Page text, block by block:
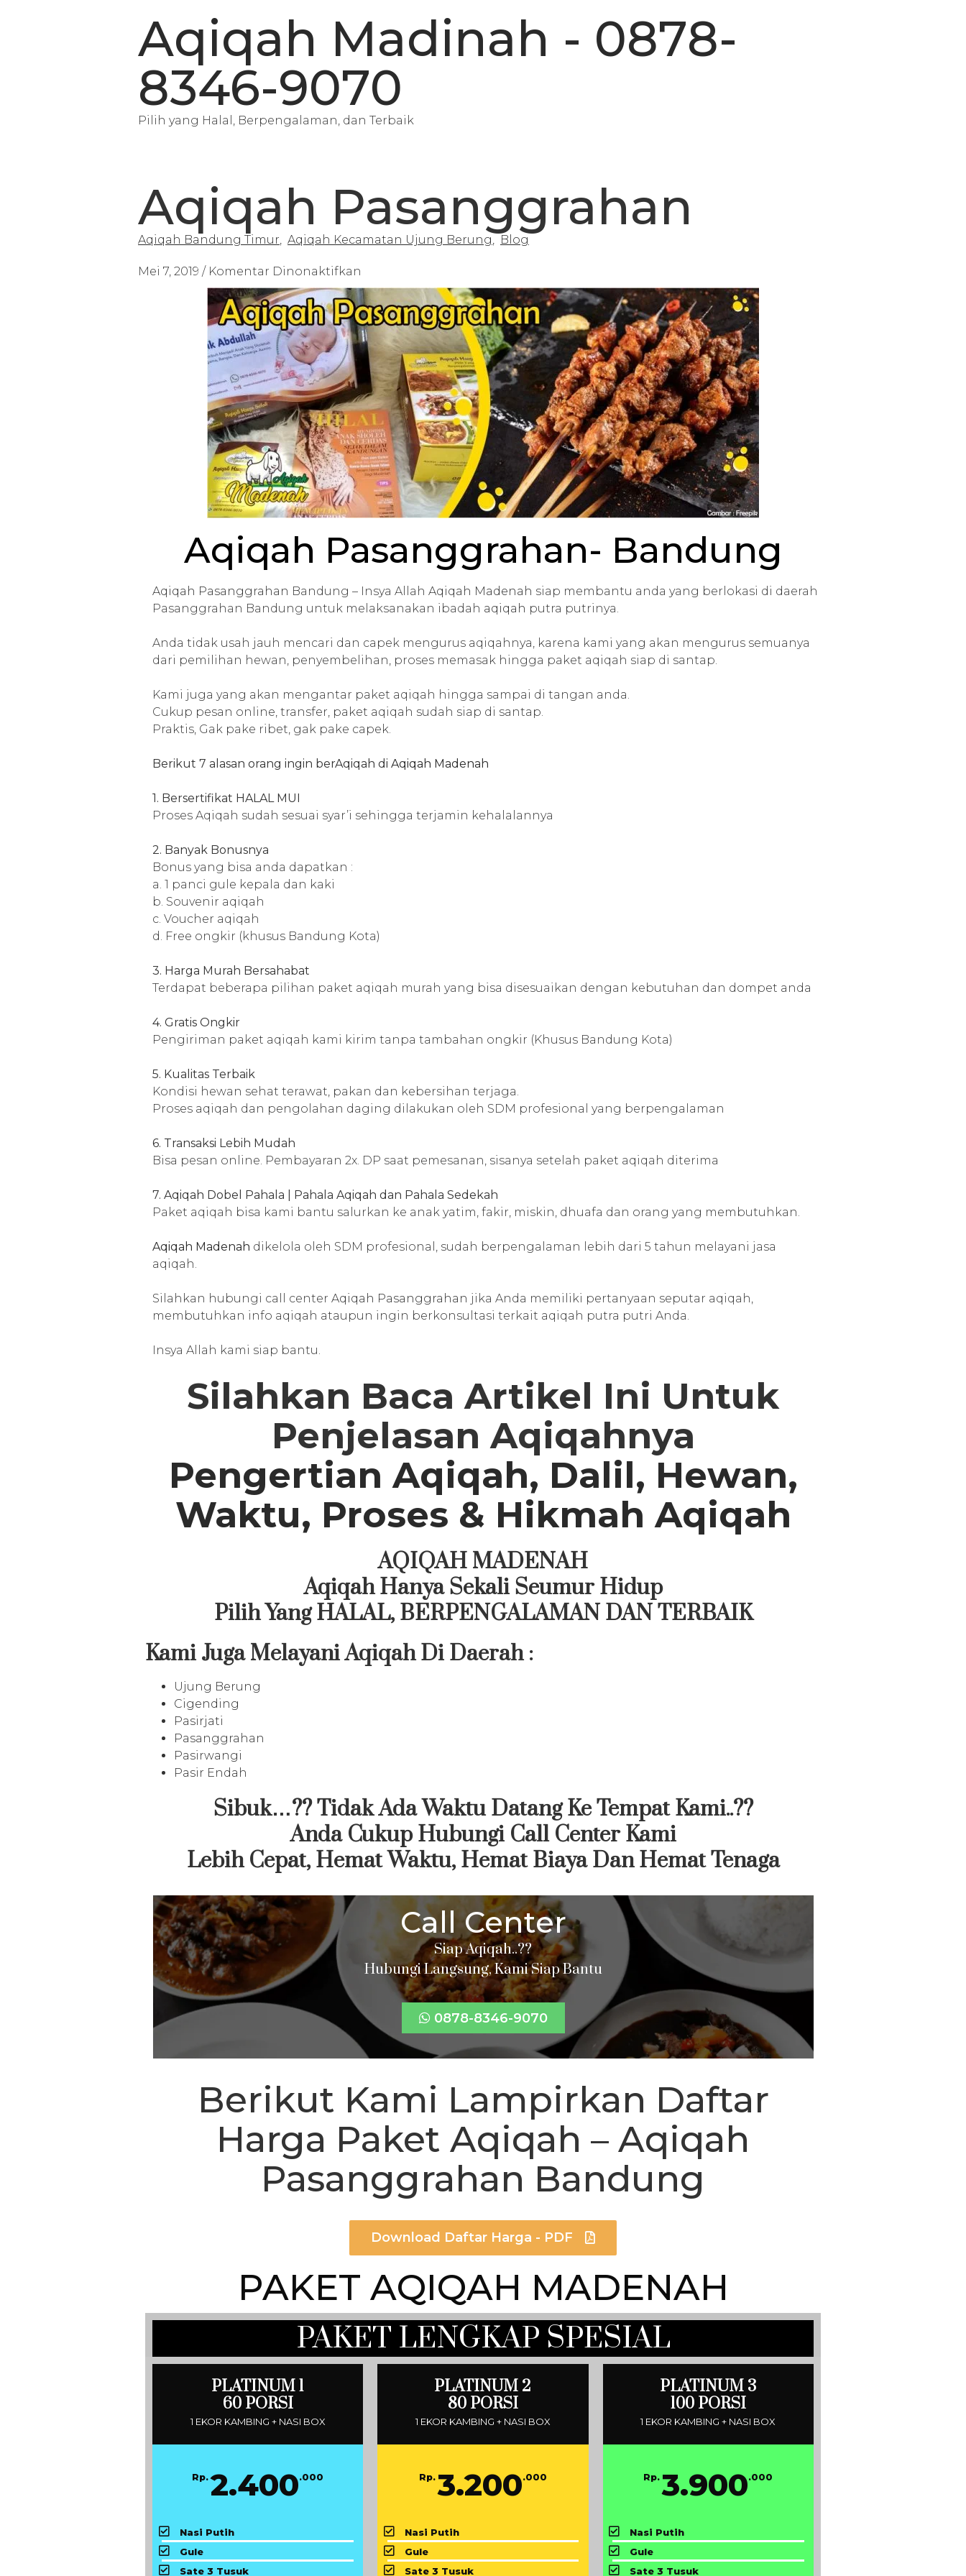
Aqiqah Madinah - 0878-
8346-9070
Pilih yang Halal, Berpengalaman, dan Terbaik
Aqiqah Pasanggrahan
Aqiqah Bandung Timur, Aqiqah Kecamatan Ujung Berung, Blog
Mei 7, 2019 / Komentar Dinonaktifkan
Aqiqah Pasanggrahan- Bandung
Aqiqah Pasanggrahan Bandung – Insya Allah Aqiqah Madenah siap membantu anda yang berlokasi di daerah
Pasanggrahan Bandung untuk melaksanakan ibadah aqiqah putra putrinya.
Anda tidak usah jauh mencari dan capek mengurus aqiqahnya, karena kami yang akan mengurus semuanya
dari pemilihan hewan, penyembelihan, proses memasak hingga paket aqiqah siap di santap.
Kami juga yang akan mengantar paket aqiqah hingga sampai di tangan anda.
Cukup pesan online, transfer, paket aqiqah sudah siap di santap.
Praktis, Gak pake ribet, gak pake capek.
Berikut 7 alasan orang ingin berAqiqah di Aqiqah Madenah
1. Bersertifikat HALAL MUI
Proses Aqiqah sudah sesuai syar’i sehingga terjamin kehalalannya
2. Banyak Bonusnya
Bonus yang bisa anda dapatkan :
a. 1 panci gule kepala dan kaki
b. Souvenir aqiqah
c. Voucher aqiqah
d. Free ongkir (khusus Bandung Kota)
3. Harga Murah Bersahabat
Terdapat beberapa pilihan paket aqiqah murah yang bisa disesuaikan dengan kebutuhan dan dompet anda
4. Gratis Ongkir
Pengiriman paket aqiqah kami kirim tanpa tambahan ongkir (Khusus Bandung Kota)
5. Kualitas Terbaik
Kondisi hewan sehat terawat, pakan dan kebersihan terjaga.
Proses aqiqah dan pengolahan daging dilakukan oleh SDM profesional yang berpengalaman
6. Transaksi Lebih Mudah
Bisa pesan online. Pembayaran 2x. DP saat pemesanan, sisanya setelah paket aqiqah diterima
7. Aqiqah Dobel Pahala | Pahala Aqiqah dan Pahala Sedekah
Paket aqiqah bisa kami bantu salurkan ke anak yatim, fakir, miskin, dhuafa dan orang yang membutuhkan.
Aqiqah Madenah dikelola oleh SDM profesional, sudah berpengalaman lebih dari 5 tahun melayani jasa
aqiqah.
Silahkan hubungi call center Aqiqah Pasanggrahan jika Anda memiliki pertanyaan seputar aqiqah,
membutuhkan info aqiqah ataupun ingin berkonsultasi terkait aqiqah putra putri Anda.
Insya Allah kami siap bantu.
Silahkan Baca Artikel Ini Untuk
Penjelasan Aqiqahnya
Pengertian Aqiqah, Dalil, Hewan,
Waktu, Proses & Hikmah Aqiqah
AQIQAH MADENAH
Aqiqah Hanya Sekali Seumur Hidup
Pilih Yang HALAL, BERPENGALAMAN DAN TERBAIK
Kami Juga Melayani Aqiqah Di Daerah :
Ujung Berung
Cigending
Pasirjati
Pasanggrahan
Pasirwangi
Pasir Endah
Sibuk…?? Tidak Ada Waktu Datang Ke Tempat Kami..??
Anda Cukup Hubungi Call Center Kami
Lebih Cepat, Hemat Waktu, Hemat Biaya Dan Hemat Tenaga
Call Center
Siap Aqiqah..??
Hubungi Langsung, Kami Siap Bantu
0878-8346-9070
Berikut Kami Lampirkan Daftar
Harga Paket Aqiqah – Aqiqah
Pasanggrahan Bandung
Download Daftar Harga - PDF
PAKET AQIQAH MADENAH
PAKET LENGKAP SPESIAL
PLATINUM 1
60 PORSI
1 EKOR KAMBING + NASI BOX
Rp. 2.400.000
Nasi Putih
Gule
Sate 3 Tusuk
PLATINUM 2
80 PORSI
1 EKOR KAMBING + NASI BOX
Rp. 3.200.000
Nasi Putih
Gule
Sate 3 Tusuk
PLATINUM 3
100 PORSI
1 EKOR KAMBING + NASI BOX
Rp. 3.900.000
Nasi Putih
Gule
Sate 3 Tusuk